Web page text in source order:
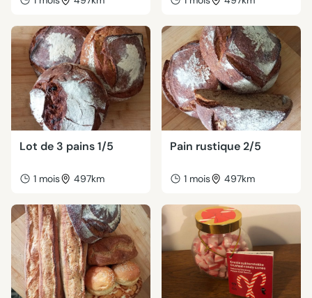
Lot de 3 pains 1/5
1 mois 497km
Pain rustique 2/5
1 mois 497km